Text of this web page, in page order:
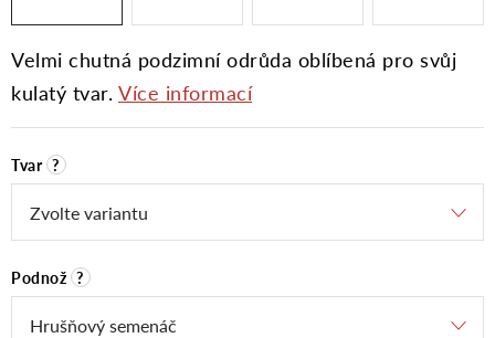
Velmi chutná podzimní odrůda oblíbená pro svůj
kulatý tvar. Více informací
Tvar ?
Podnož ?